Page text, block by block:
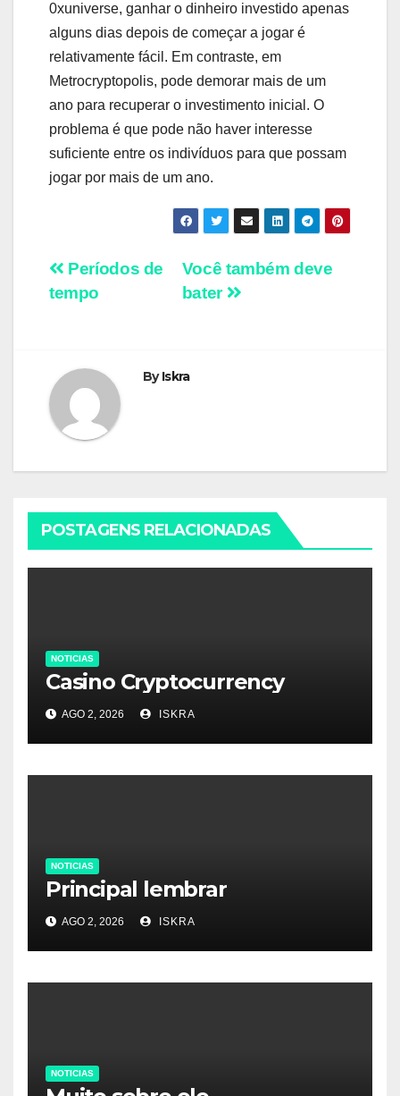
0xuniverse, ganhar o dinheiro investido apenas
alguns dias depois de começar a jogar é
relativamente fácil. Em contraste, em
Metrocryptopolis, pode demorar mais de um
ano para recuperar o investimento inicial. O
problema é que pode não haver interesse
suficiente entre os indivíduos para que possam
jogar por mais de um ano.
Navegação
de
Você também deve
bater
Períodos de
tempo
ByIskra
POSTAGENS RELACIONADAS
NOTICIAS
Casino Cryptocurrency
AGO 2, 2026 ISKRA
NOTICIAS
Principal lembrar
AGO 2, 2026 ISKRA
NOTICIAS